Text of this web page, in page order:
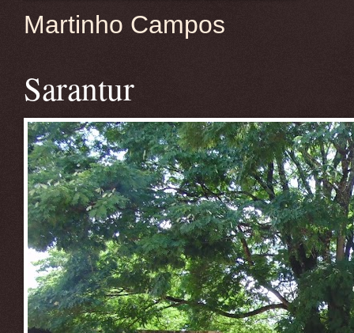
Martinho Campos
Sarantur